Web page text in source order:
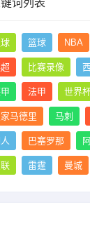
词列表
篮球 NBA
比赛录像
法甲 世界
马德里 马刺
巴塞罗那
雷霆 曼城